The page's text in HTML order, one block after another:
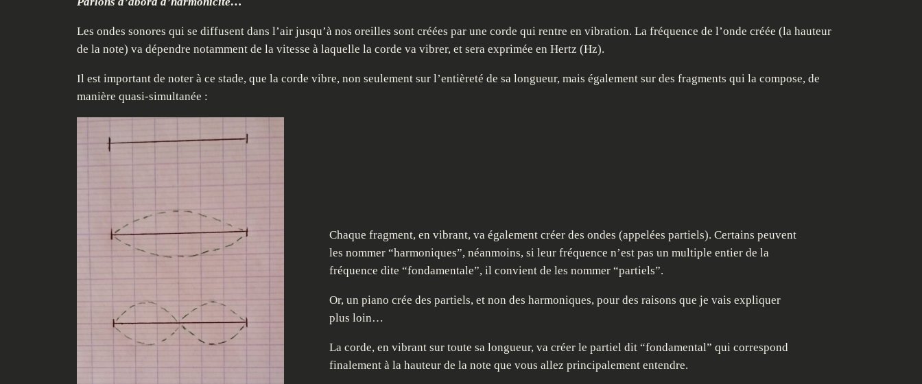
Les ondes sonores qui se diffusent dans l’air jusqu’à nos oreilles sont créées par une corde qui rentre en vibration. La fréquence de l’onde créée (la hauteur
de la note) va dépendre notamment de la vitesse à laquelle la corde va vibrer, et sera exprimée en Hertz (Hz).
Il est important de noter à ce stade, que la corde vibre, non seulement sur l’entièreté de sa longueur, mais également sur des fragments qui la compose, de
manière quasi-simultanée :
Chaque fragment, en vibrant, va également créer des ondes (appelées partiels). Certains peuvent
les nommer “harmoniques”, néanmoins, si leur fréquence n’est pas un multiple entier de la
fréquence dite “fondamentale”, il convient de les nommer “partiels”.
Or, un piano crée des partiels, et non des harmoniques, pour des raisons que je vais expliquer
plus loin…
La corde, en vibrant sur toute sa longueur, va créer le partiel dit “fondamental” qui correspond
finalement à la hauteur de la note que vous allez principalement entendre.